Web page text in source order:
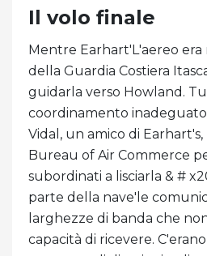
Il volo finale
Mentre Earhart'L'aereo
della Guardia Costiera
guidarla verso Howland.
coordinamento inadeguato
Vidal, un amico di Earhart's,
Bureau of Air Commerce
subordinati a lisciarla & #
parte della nave'le
larghezze di banda che
capacità di ricevere.